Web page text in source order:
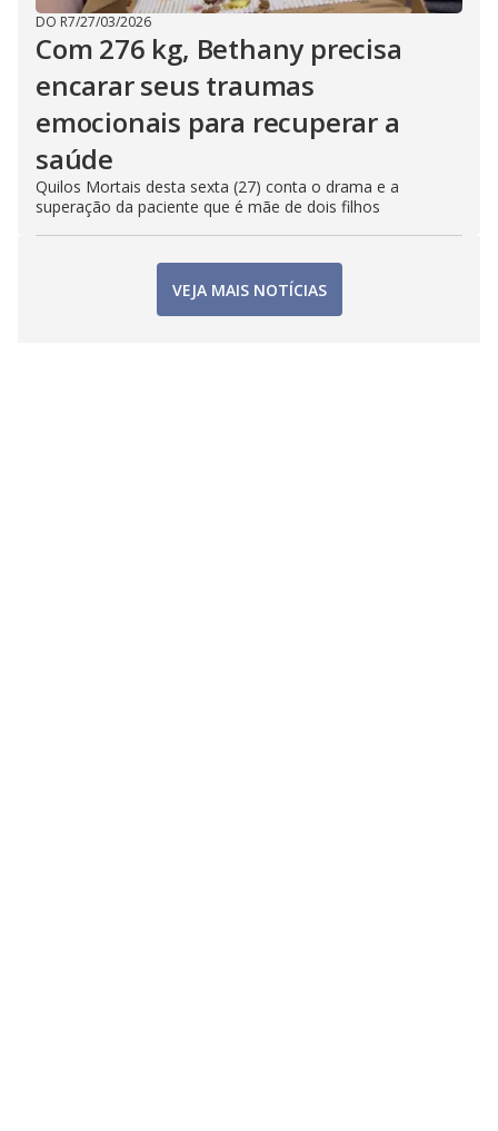
DO R7/27/03/2026
Com 276 kg, Bethany precisa
encarar seus traumas
emocionais para recuperar a
saúde
Quilos Mortais desta sexta (27) conta o drama e a
superação da paciente que é mãe de dois filhos
VEJA MAIS NOTÍCIAS